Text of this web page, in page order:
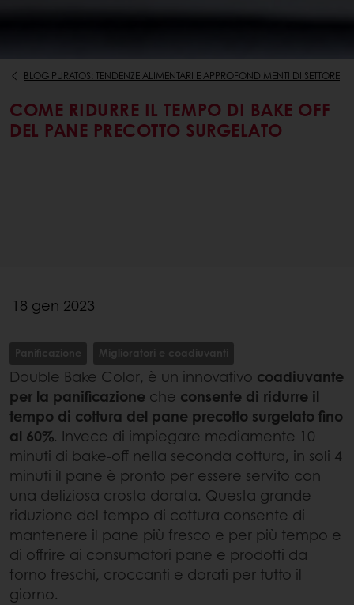
BLOG PURATOS: TENDENZE ALIMENTARI E APPROFONDIMENTI DI SETTORE
COME RIDURRE IL TEMPO DI BAKE OFF
DEL PANE PRECOTTO SURGELATO
18 gen 2023
Panificazione Miglioratori e coadiuvanti
Double Bake Color, è un innovativo coadiuvante
per la panificazione che consente di ridurre il
tempo di cottura del pane precotto surgelato fino
al 60%. Invece di impiegare mediamente 10
minuti di bake-off nella seconda cottura, in soli 4
minuti il pane è pronto per essere servito con
una deliziosa crosta dorata. Questa grande
riduzione del tempo di cottura consente di
mantenere il pane più fresco e per più tempo e
di offrire ai consumatori pane e prodotti da
forno freschi, croccanti e dorati per tutto il
giorno.